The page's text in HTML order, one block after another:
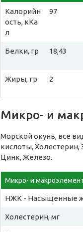
Калорийн
ость, кКа
л
97
Белки, гр 18,43
Жиры, гр 2
Микро- и
Морской окунь, все
кислоты,
Цинк, Железо.
Микро- и
НЖК - Насыщенные
Холестерин, мг